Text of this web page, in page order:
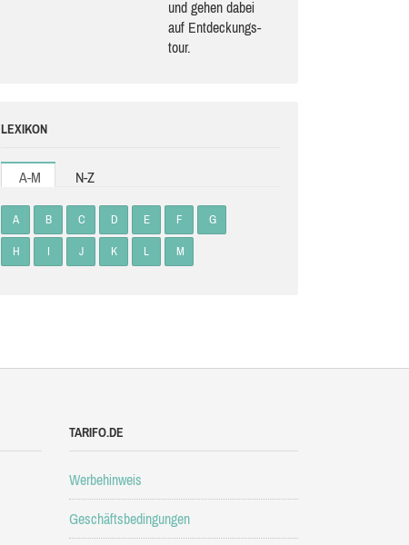
und gehen dabei
auf Ent­de­ckungs­
tour.
LEXIKON
A-M N-Z
A B C D E F G
H I J K L M
TARIFO.DE
Werbehinweis
Geschäftsbedingungen